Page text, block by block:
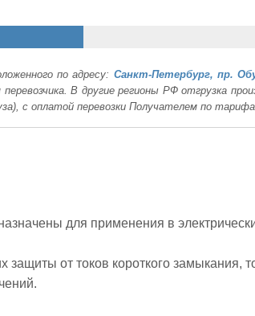
по адресу: Санкт-Петербург, пр.
В другие регионы РФ отгрузка
с оплатой перевозки Получателем по
для применения в
от токов короткого замыкания,